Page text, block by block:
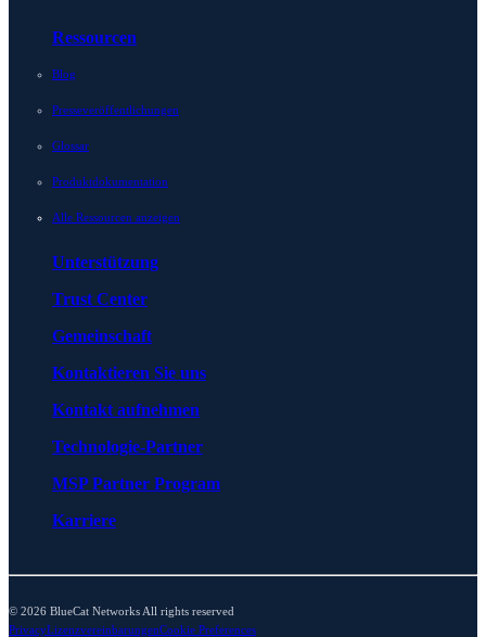
Ressourcen
Blog
Presseveröffentlichungen
Glossar
Produktdokumentation
Alle Ressourcen anzeigen
Unterstützung
Trust Center
Gemeinschaft
Kontaktieren Sie uns
Kontakt aufnehmen
Technologie-Partner
MSP Partner Program
Karriere
© 2026 BlueCat Networks All rights reserved
PrivacyLizenzvereinbarungenCookie Preferences